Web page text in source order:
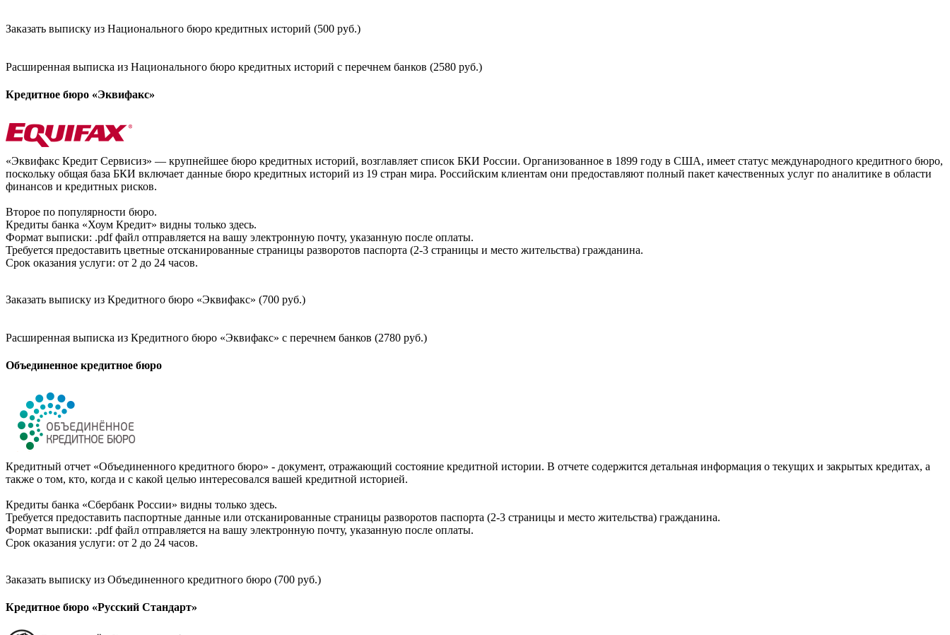
Заказать выписку из Национального бюро кредитных историй (500 руб.)
Расширенная выписка из Национального бюро кредитных историй с перечнем банков (2580 руб.)
Кредитное бюро «Эквифакс»
«Эквифакс Кредит Сервисиз» — крупнейшее бюро кредитных историй, возглавляет список БКИ России. Организованное в 1899 году в США, имеет статус международного кредитного бюро,
поскольку общая база БКИ включает данные бюро кредитных историй из 19 стран мира. Российским клиентам они предоставляют полный пакет качественных услуг по аналитике в области
финансов и кредитных рисков.
Второе по популярности бюро.
Кредиты банка «Хоум Кредит» видны только здесь.
Формат выписки: .pdf файл отправляется на вашу электронную почту, указанную после оплаты.
Требуется предоставить цветные отсканированные страницы разворотов паспорта (2-3 страницы и место жительства) гражданина.
Срок оказания услуги: от 2 до 24 часов.
Заказать выписку из Кредитного бюро «Эквифакс» (700 руб.)
Расширенная выписка из Кредитного бюро «Эквифакс» с перечнем банков (2780 руб.)
Объединенное кредитное бюро
Кредитный отчет «Объединенного кредитного бюро» - документ, отражающий состояние кредитной истории. В отчете содержится детальная информация о текущих и закрытых кредитах, а
также о том, кто, когда и с какой целью интересовался вашей кредитной историей.
Кредиты банка «Сбербанк России» видны только здесь.
Требуется предоставить паспортные данные или отсканированные страницы разворотов паспорта (2-3 страницы и место жительства) гражданина.
Формат выписки: .pdf файл отправляется на вашу электронную почту, указанную после оплаты.
Срок оказания услуги: от 2 до 24 часов.
Заказать выписку из Объединенного кредитного бюро (700 руб.)
Кредитное бюро «Русский Стандарт»